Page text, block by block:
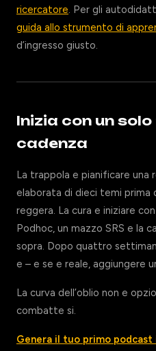
ricercatore. Per gli
guida allo strumento di
d’ingresso giusto.
Inizia con un
cadenza
La trappola e pianificare una
elaborata di dieci temi prima
reggera. La cura e iniziare
Podhoc, un mazzo SRS e la
sopra. Dopo quattro
e – e se e reale, aggiungere
La curva dell’oblio non e
combatte si.
Genera il tuo primo